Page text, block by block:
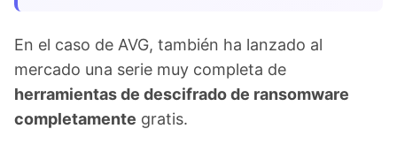
En el caso de AVG, también ha lanzado al
mercado una serie muy completa de
herramientas de descifrado de ransomware
completamente gratis.